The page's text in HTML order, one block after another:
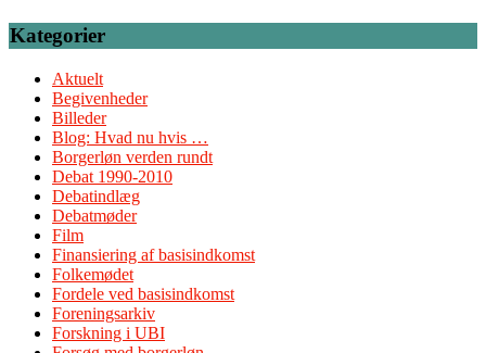
Kategorier
Aktuelt
Begivenheder
Billeder
Blog: Hvad nu hvis …
Borgerløn verden rundt
Debat 1990-2010
Debatindlæg
Debatmøder
Film
Finansiering af basisindkomst
Folkemødet
Fordele ved basisindkomst
Foreningsarkiv
Forskning i UBI